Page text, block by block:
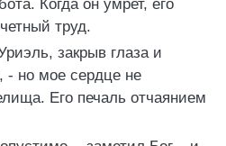
Когда он умрет, его
труд.
закрыв глаза и
- но мое сердце не
Его печаль отчаянием